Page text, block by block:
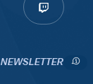
NEWSLETTER